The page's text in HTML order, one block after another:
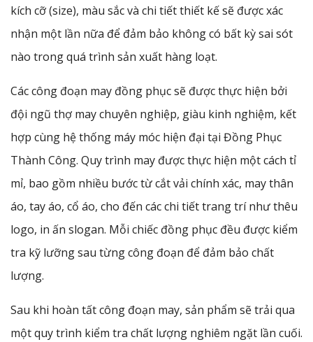
kích cỡ (size), màu sắc và chi tiết thiết kế sẽ được xác
nhận một lần nữa để đảm bảo không có bất kỳ sai sót
nào trong quá trình sản xuất hàng loạt.
Các công đoạn may đồng phục sẽ được thực hiện bởi
đội ngũ thợ may chuyên nghiệp, giàu kinh nghiệm, kết
hợp cùng hệ thống máy móc hiện đại tại Đồng Phục
Thành Công. Quy trình may được thực hiện một cách tỉ
mỉ, bao gồm nhiều bước từ cắt vải chính xác, may thân
áo, tay áo, cổ áo, cho đến các chi tiết trang trí như thêu
logo, in ấn slogan. Mỗi chiếc đồng phục đều được kiểm
tra kỹ lưỡng sau từng công đoạn để đảm bảo chất
lượng.
Sau khi hoàn tất công đoạn may, sản phẩm sẽ trải qua
một quy trình kiểm tra chất lượng nghiêm ngặt lần cuối.